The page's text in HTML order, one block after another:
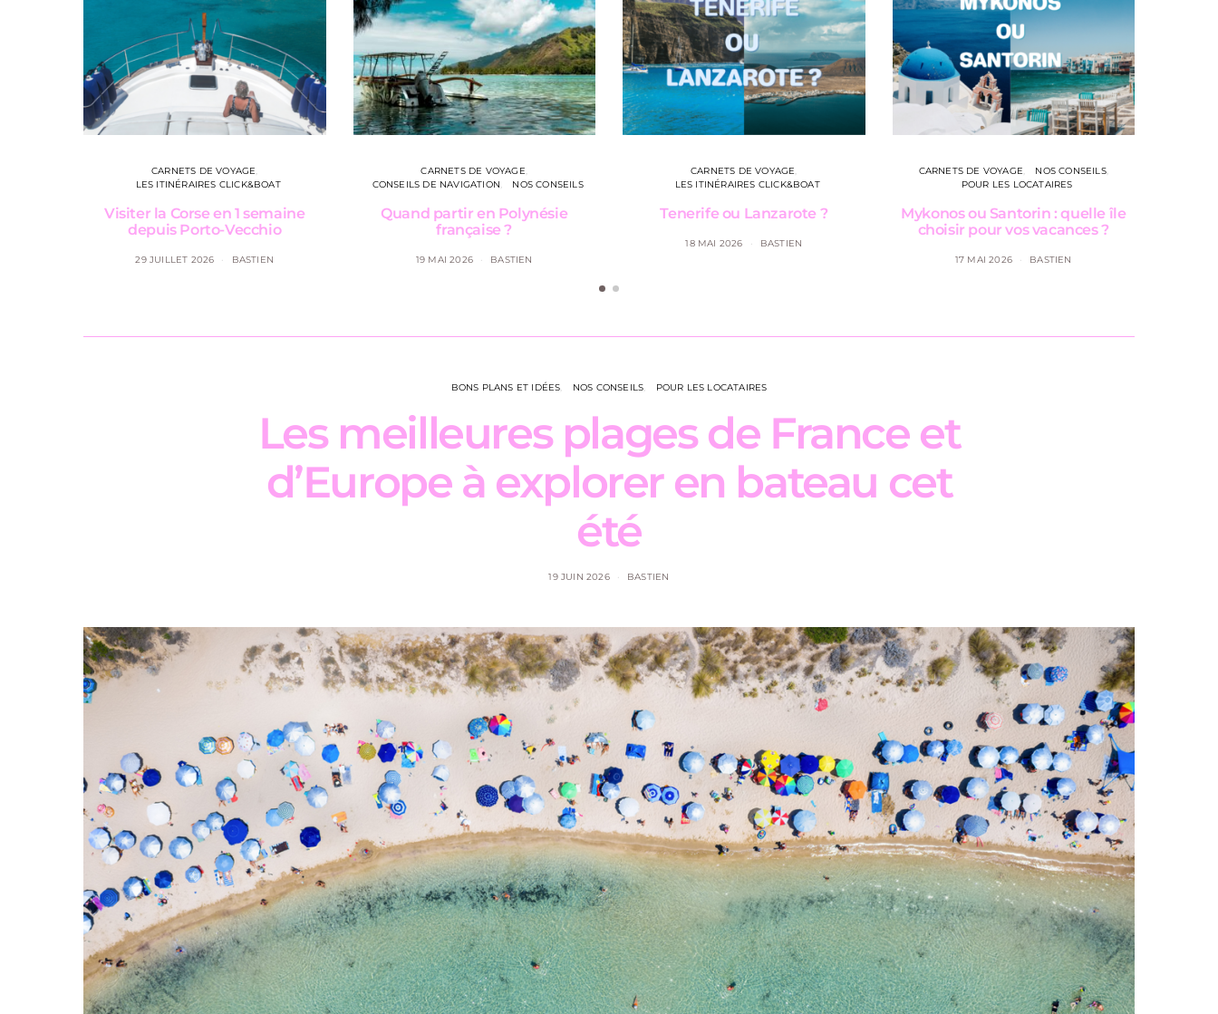
CARNETS DE VOYAGE
LES ITINÉRAIRES CLICK&BOAT
Visiter la Corse en 1 semaine
depuis Porto-Vecchio
29 JUILLET 2026 BASTIEN
CARNETS DE VOYAGE
CONSEILS DE NAVIGATION
NOS CONSEILS
Quand partir en Polynésie
française ?
19 MAI 2026 BASTIEN
CARNETS DE VOYAGE
LES ITINÉRAIRES CLICK&BOAT
Tenerife ou Lanzarote ?
18 MAI 2026 BASTIEN
CARNETS DE VOYAGE
NOS CONSEILS
POUR LES LOCATAIRES
Mykonos ou Santorin : quelle île
choisir pour vos vacances ?
17 MAI 2026 BASTIEN
BONS PLANS ET IDÉES NOS CONSEILS POUR LES LOCATAIRES
Les meilleures plages de France et
d’Europe à explorer en bateau cet
été
19 JUIN 2026 BASTIEN